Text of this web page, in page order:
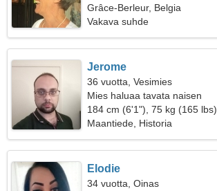
Grâce-Berleur, Belgia
Vakava suhde
Jerome
36 vuotta, Vesimies
Mies haluaa tavata naisen
184 cm (6'1"), 75 kg (165 lbs)
Maantiede, Historia
Elodie
34 vuotta, Oinas